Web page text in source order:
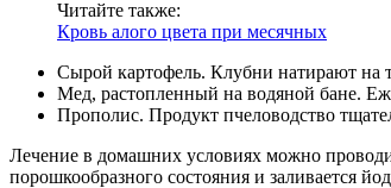
Читайте также:
Кровь алого цвета при месячных
Сырой картофель. Клубни натирают на
Мед, растопленный на водяной бане.
Прополис. Продукт пчеловодство
Лечение в домашних условиях можно
порошкообразного состояния и заливается